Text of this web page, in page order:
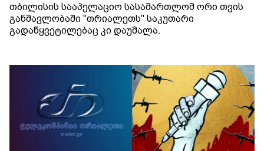
თბილისის სააპელაციო სასამართლომ ორი თვის
განმავლობაში "თრიალეთს" საკუთარი
გადაწყვეტილებაც კი დაუმალა.